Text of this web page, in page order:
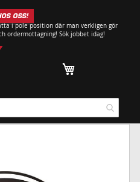
OSS!
i pole position där man verkligen gör
ordermottagning! Sök jobbet idag!
Min kundvagn